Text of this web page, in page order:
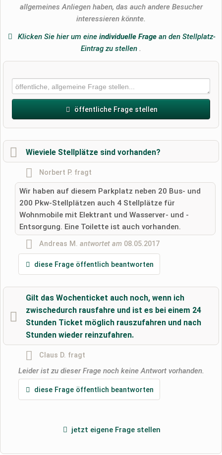
allgemeines Anliegen haben, das auch andere Besucher
interessieren könnte.
Klicken Sie hier um eineindividuelle Frage an den Stellplatz-
Eintrag zu stellen .
öffentliche Frage stellen
Name
E-Mail-Adresse (wird nicht veröffentlicht)
Hiermit akzeptiere ich dieAGB.
Datenschutzerklärunghabe ich zur Kenntnis genommen.
öffentliche Frage stellen Abbrechen
Besucher sichtbar.
Klicken Sie hier um eine individuelle Fragean den
Stellplatz-Eintrag zu stellen.
Wieviele Stellplätze sind vorhanden?
Norbert P. fragt
Wir haben auf diesem Parkplatz neben 20 Bus- und
200 Pkw-Stellplätzen auch 4 Stellplätze für
Wohnmobile mit Elektrant und Wasserver- und -
Entsorgung. Eine Toilette ist auch vorhanden.
Andreas M. antwortet am 08.05.2017
diese Frage öffentlich beantworten
Gilt das Wochenticket auch noch, wenn ich
zwischedurch rausfahre und ist es bei einem 24
Stunden Ticket möglich rauszufahren und nach
Stunden wieder reinzufahren.
Claus D. fragt
Leider ist zu dieser Frage noch keine Antwort vorhanden.
diese Frage öffentlich beantworten
jetzt eigene Frage stellen